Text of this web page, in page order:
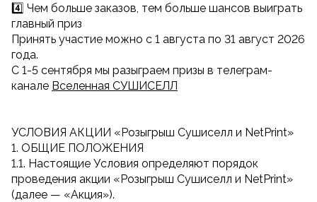
4️⃣ Чем больше заказов, тем больше шансов выиграть
главный приз
Принять участие можно с 1 августа по 31 август 2026
года.
С 1-5 сентября мы разыграем призы в телеграм-
канале Вселенная СУШИСЕЛЛ
УСЛОВИЯ АКЦИИ «Розыгрыш Сушиселл и NetPrint»
1. ОБЩИЕ ПОЛОЖЕНИЯ
1.1. Настоящие Условия определяют порядок
проведения акции «Розыгрыш Сушиселл и NetPrint»
(далее — «Акция»).